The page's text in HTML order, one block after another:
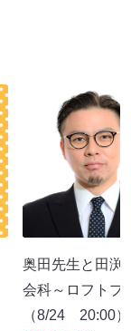
奥田先生と田渕
会科～ロフトプ
（8/24 20:00）